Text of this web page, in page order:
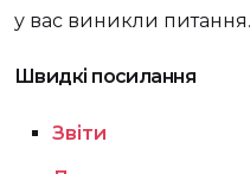
у вас виникли питання.
Швидкі посилання
Звіти